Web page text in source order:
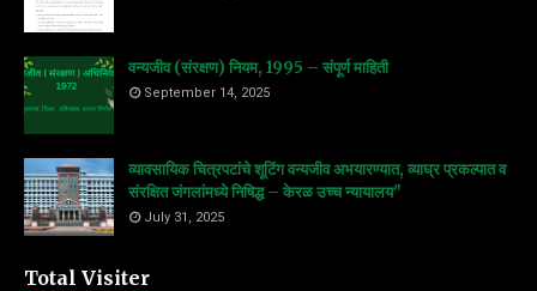
वन्यजीव (संरक्षण) नियम, 1995 – संपूर्ण माहिती
September 14, 2025
व्यावसायिक चित्रपटांचे शूटिंग वन्यजीव अभयारण्यात, व्याघ्र प्रकल्पात व
संरक्षित जंगलांमध्ये निषिद्ध – केरळ उच्च न्यायालय"
July 31, 2025
Total Visiter